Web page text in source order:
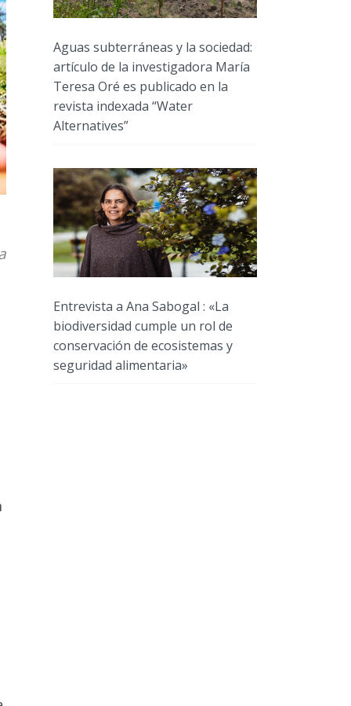
Aguas subterráneas y la sociedad:
artículo de la investigadora María
Teresa Oré es publicado en la
revista indexada “Water
Alternatives”
Entrevista a Ana Sabogal : «La
biodiversidad cumple un rol de
conservación de ecosistemas y
seguridad alimentaria»